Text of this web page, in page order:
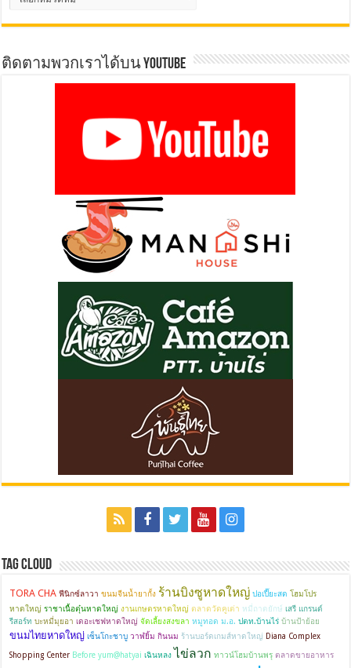
ติดตามพวกเราได้บน YOUTUBE
Tag Cloud
TORA CHA ฟีนิกซ์ลาวา ขนมจีนน้ำยากั้ง ร้านบิงซูหาดใหญ่ ปอเปี๊ยะสด โฮมโปร
หาดใหญ่ ราชาเนื้อตุ๋นหาดใหญ่ งานเกษตรหาดใหญ่ ตลาดวัดคูเต่า หมี่ถาดยักษ์ เสรี แกรนด์
รีสอร์ท บะหมี่มุยอา เดอะเชฟหาดใหญ่ จัดเลี้ยงสงขลา หมูทอด ม.อ. ปตท.บ้านไร่ บ้านป้าย้อย
ขนมไทยหาดใหญ่ เซ็นโกะชาบู วาฬยิ้ม กินนม ร้านบอร์ดเกมส์หาดใหญ่ Diana Complex
Shopping Center Before yum@hatyai เฉินหลง ไข่ลวก ทาวน์โฮมบ้านพรุ ตลาดขายอาหาร